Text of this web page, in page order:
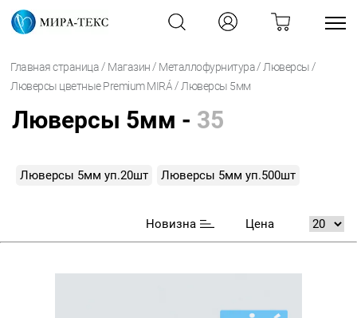
Главная страница / Магазин / Металлофурнитура / Люверсы /
Люверсы цветные Premium MIRÁ / Люверсы 5мм
Люверсы 5мм - 35
Люверсы 5мм уп.20шт Люверсы 5мм уп.500шт
Новизна Цена